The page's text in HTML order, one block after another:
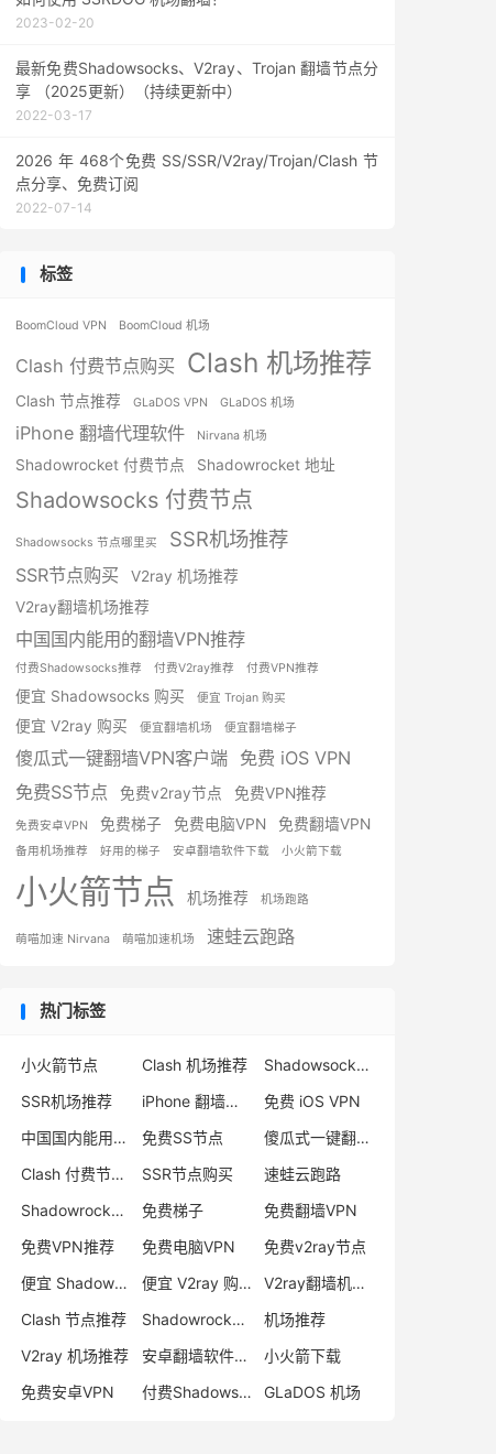
2023-02-20
最新免费Shadowsocks、V2ray、Trojan 翻墙节点分
享 （2025更新）（持续更新中）
2022-03-17
2026 年 468个免费 SS/SSR/V2ray/Trojan/Clash 节
点分享、免费订阅
2022-07-14
标签
BoomCloud VPN BoomCloud 机场
Clash 付费节点购买 Clash 机场推荐
Clash 节点推荐 GLaDOS VPN GLaDOS 机场
iPhone 翻墙代理软件 Nirvana 机场
Shadowrocket 付费节点 Shadowrocket 地址
Shadowsocks 付费节点
Shadowsocks 节点哪里买 SSR机场推荐
SSR节点购买
V2ray 机场推荐
V2ray翻墙机场推荐
中国国内能用的翻墙VPN推荐
付费Shadowsocks推荐 付费V2ray推荐 付费VPN推荐
便宜 Shadowsocks 购买 便宜 Trojan 购买
便宜 V2ray 购买 便宜翻墙机场 便宜翻墙梯子
傻瓜式一键翻墙VPN客户端 免费 iOS VPN
免费SS节点
免费v2ray节点 免费VPN推荐
免费安卓VPN 免费梯子 免费电脑VPN 免费翻墙VPN
备用机场推荐 好用的梯子 安卓翻墙软件下载 小火箭下载
小火箭节点 机场推荐 机场跑路
萌喵加速 Nirvana 萌喵加速机场 速蛙云跑路
热门标签
小火箭节点 Clash 机场推荐
Shadowsocks 付费节点
SSR机场推荐
iPhone 翻墙代理软件
免费 iOS VPN
中国国内能用的翻墙VPN推荐
免费SS节点
傻瓜式一键翻墙VPN客户端
Clash 付费节点购买
SSR节点购买
速蛙云跑路
Shadowrocket 地址
免费梯子
免费翻墙VPN
免费VPN推荐
免费电脑VPN
免费v2ray节点
便宜 Shadowsocks 购买
便宜 V2ray 购买
V2ray翻墙机场推荐
Clash 节点推荐
Shadowrocket 付费节点
机场推荐
V2ray 机场推荐
安卓翻墙软件下载
小火箭下载
免费安卓VPN
付费Shadowsocks推荐 GLaDOS 机场